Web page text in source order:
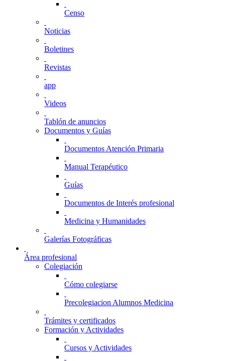
Censo
Noticias
Boletines
Revistas
app
Videos
Tablón de anuncios
Documentos y Guías
Documentos Atención Primaria
Manual Terapéutico
Guías
Documentos de Interés profesional
Medicina y Humanidades
Galerías Fotográficas
Área profesional
Colegiación
Cómo colegiarse
Precolegiacion Alumnos Medicina
Trámites y certificados
Formación y Actividades
Cursos y Actividades